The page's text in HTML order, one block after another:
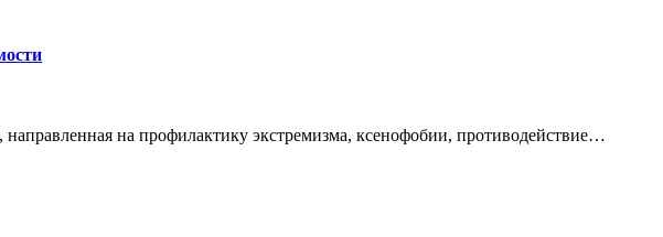
на профилактику экстремизма, ксенофобии, противодействие…